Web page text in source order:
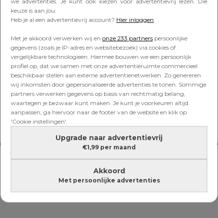
keuze is aan jou.
Heb je al een advertentievrij account? Hier inloggen
Met je akkoord verwerken wij en onze 233 partners persoonlijke
gegevens (zoals je IP-adres en websitebezoek) via cookies of
vergelijkbare technologieën. Hiermee bouwen we een persoonlijk
profiel op, dat we samen met onze advertentieruimte commercieel
beschikbaar stellen aan externe advertentienetwerken. Zo genereren
wij inkomsten door gepersonaliseerde advertenties te tonen. Sommige
partners verwerken gegevens op basis van rechtmatig belang,
waartegen je bezwaar kunt maken. Je kunt je voorkeuren altijd
aanpassen; ga hiervoor naar de footer van de website en klik op
'Cookie instellingen'.
Upgrade naar advertentievrij
€1,99 per maand
Akkoord
Met persoonlijke advertenties